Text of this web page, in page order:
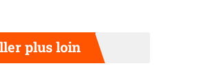
plus loin